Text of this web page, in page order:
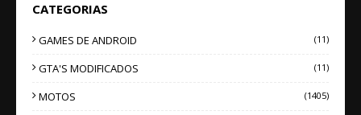
CATEGORIAS
GAMES DE ANDROID (11)
GTA'S MODIFICADOS (11)
MOTOS (1405)